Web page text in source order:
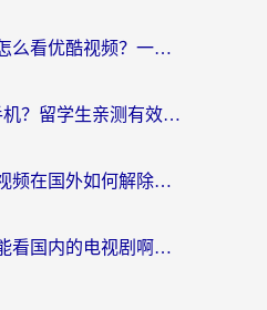
海外党别愁！国外怎么看优酷视频？一招解决追剧、看直播难题
海外可以看b站吗手机？留学生亲测有效的回国加速指南
海外党必看：腾讯视频在国外如何解除地域限制？附优酷咪咕使用指南
在国外用什么软件能看国内的电视剧啊？留学生亲测有效的回国加速方案